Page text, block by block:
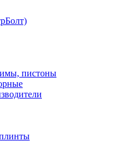
пистоны